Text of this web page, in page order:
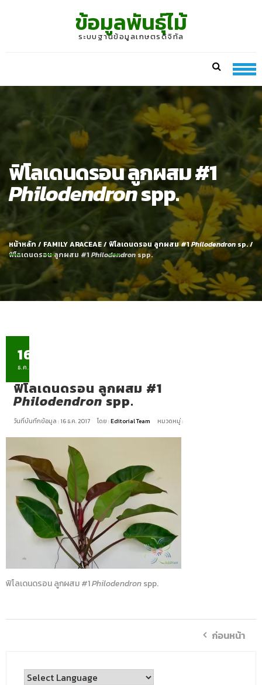
ข้อมูลพันธุ์ไม้
ระบบฐานข้อมูลเกษตรดิจิทัล
ฟิโลเดนดรอน ลูกผสม #1
Philodendronspp.
หน้าหลัก / FAMILY ARACEAE/ ฟิโลเดนดรอน ลูกผสม #1Philodendron sp./
ฟิโลเดนดรอน ลูกผสม #1Philodendronspp.
16
ธ.ค.
ฟิโลเดนดรอน ลูกผสม #1
Philodendronspp.
วันที่บันทึกข้อมูล : 16 ธ.ค. 2017 โดย :Editorial Team หมวดหมู่ :
ฟิโลเดนดรอน ลูกผสม #1Philodendronspp.
ก่อนหน้า